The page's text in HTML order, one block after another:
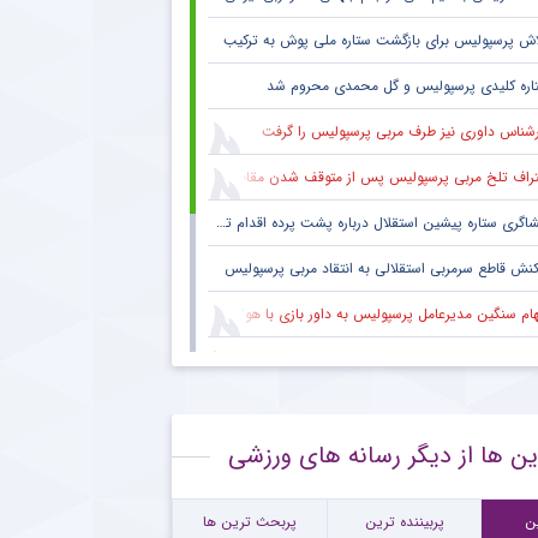
پرسپولیس برای بازگشت ستاره ملی پوش به ترکیب
کلیدی پرسپولیس و گل محمدی محروم شد
داوری نیز طرف مربی پرسپولیس را گرفت
تلخ مربی پرسپولیس پس از متوقف شدن مقابل تیم یک استقلالی
ستاره پیشین استقلال درباره پشت پرده اقدام تحریک آمیز خود مقابل هواداران پرسپولیس
قاطع سرمربی استقلالی به انتقاد مربی پرسپولیس
سنگین مدیرعامل پرسپولیس به داور بازی با هوادار
معنادار ستاره مصدوم پرسپولیس به شانس قهرمانی سرخ ها
جالب یحیی گل محمدی با سرمربی تیم ملی در حاشیه بازی پرسپولیس
ها از دیگر رسانه های ورزشی
پربیننده ترین پربحث ترین ها